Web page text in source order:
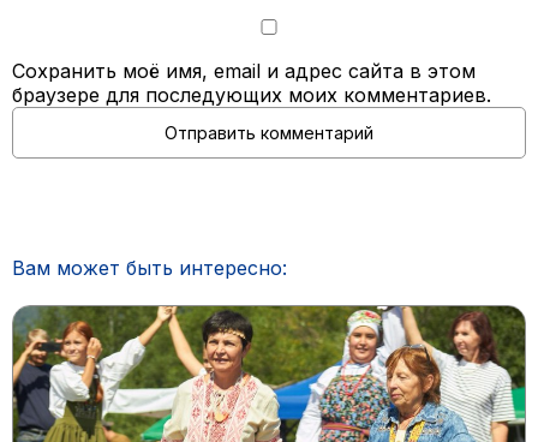
Сохранить моё имя, email и адрес сайта в этом
браузере для последующих моих комментариев.
Вам может быть интересно: